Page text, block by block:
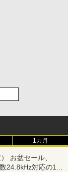
1カ月
お盆セール、
24.8kHz対応の17